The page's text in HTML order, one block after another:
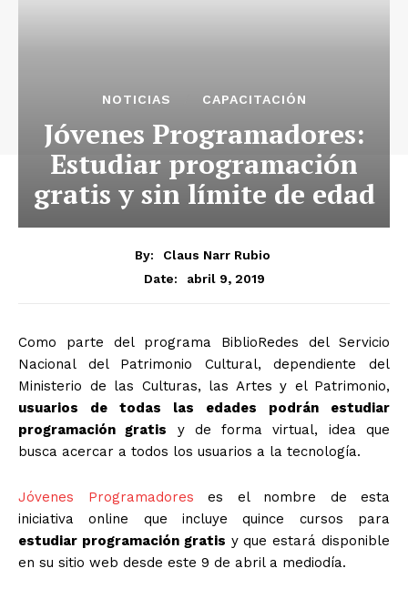
NOTICIAS CAPACITACIÓN
Jóvenes Programadores:
Estudiar programación
gratis y sin límite de edad
By:
Claus Narr Rubio
Date:
abril 9, 2019
Como parte del programa BiblioRedes del Servicio
Nacional del Patrimonio Cultural, dependiente del
Ministerio de las Culturas, las Artes y el Patrimonio,
usuarios de todas las edades podrán estudiar
programación gratis y de forma virtual, idea que
busca acercar a todos los usuarios a la tecnología.
Jóvenes Programadores es el nombre de esta
iniciativa online que incluye quince cursos para
estudiar programación gratis y que estará disponible
en su sitio web desde este 9 de abril a mediodía.